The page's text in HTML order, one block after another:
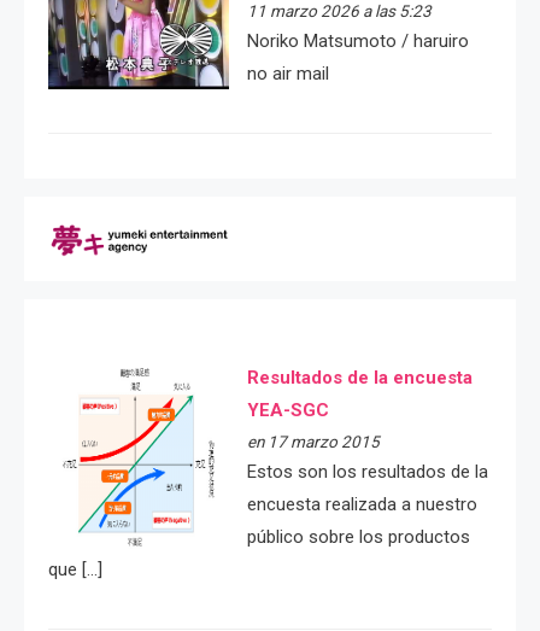
11 marzo 2026 a las 5:23
Noriko Matsumoto / haruiro
no air mail
Resultados de la encuesta
YEA-SGC
en 17 marzo 2015
Estos son los resultados de la
encuesta realizada a nuestro
público sobre los productos
que […]